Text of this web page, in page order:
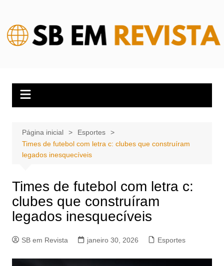
conteúdo
Página inicial
Esportes
Times de futebol com letra c: clubes que construíram
legados inesquecíveis
Times de futebol com letra c:
clubes que construíram
legados inesquecíveis
SB em Revista janeiro 30, 2026 Esportes